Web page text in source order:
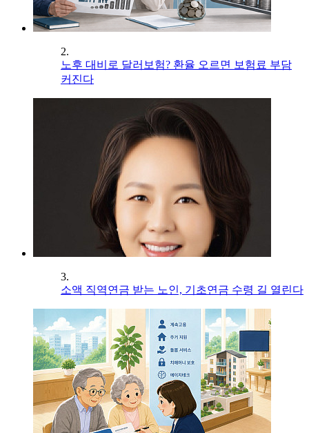
2.
노후 대비로 달러보험? 환율 오르면 보험료 부담
커진다
3.
소액 직역연금 받는 노인, 기초연금 수령 길 열린다